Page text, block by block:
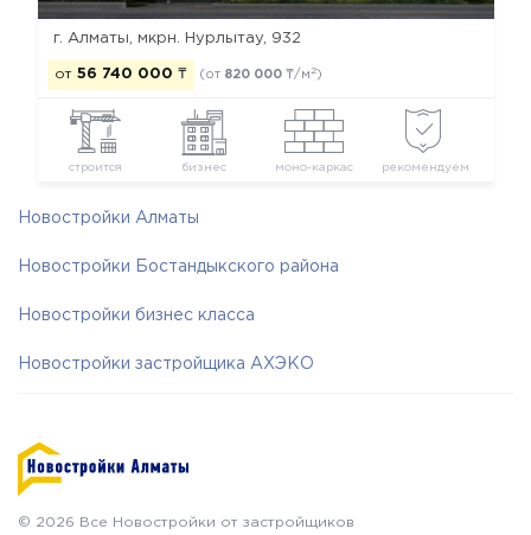
г. Алматы, мкрн. Нурлытау, 932
от 56 740 000 ₸ (от 820 000 ₸/м 2)
строится бизнес моно-каркас рекомендуем
Новостройки Алматы
Новостройки Бостандыкского района
Новостройки бизнес класса
Новостройки застройщика АХЭКО
© 2026 Все Новостройки от застройщиков